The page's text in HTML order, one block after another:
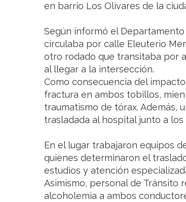
en barrio Los Olivares de la
Según informó el
circulaba por calle Eleuterio
otro rodado que transitaba por
al llegar a la intersección.
Como consecuencia del
fractura en ambos tobillos,
traumatismo de tórax. Además,
trasladada al hospital junto a
En el lugar trabajaron equipos
quienes determinaron el
estudios y atención
Asimismo, personal de
alcoholemia a ambos